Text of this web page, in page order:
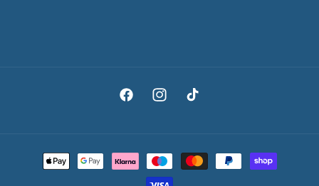
FacebookInstagramTikTok
Zahlungsmethoden